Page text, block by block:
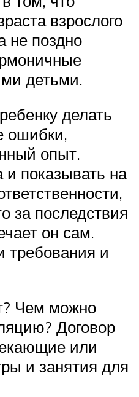
взрослого
не поздно
детьми.
делать
ошибки,
опыт.
и показывать на
за последствия
он сам.
требования и
Чем можно
Договор
или
и занятия для